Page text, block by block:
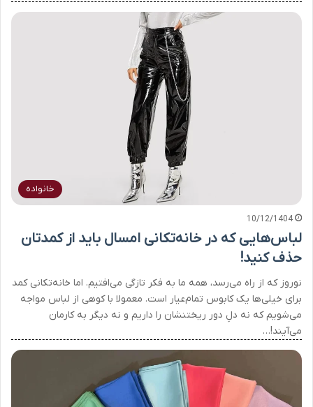
خانواده
10/12/1404
لباس‌هایی که در خانه‌تکانی امسال باید از کمدتان
حذف کنید!
نوروز که از راه می‌رسد، همه ما به فکر تازگی می‌افتیم. اما خانه‌تکانی کمد
برای خیلی‌ها یک کابوس تمام‌عیار است. معمولا با کوهی از لباس مواجه
می‌شویم که نه دلِ دور ریختنشان را داریم و نه دیگر به کارمان
می‌آیند!…